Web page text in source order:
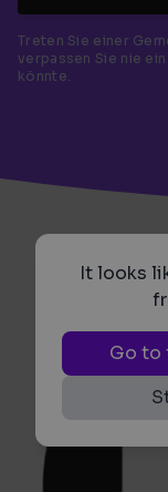
It looks
Go to
Treten Sie einer
verpassen Sie nie
könnte.